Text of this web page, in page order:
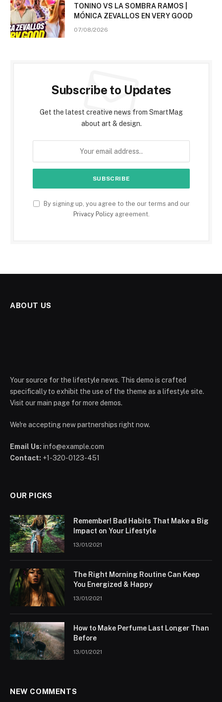
TONINO VS LA SOMBRA RAMOS |
MÓNICA ZEVALLOS EN VERY GOOD
07/08/2026
Subscribe to Updates
Get the latest creative news from SmartMag
about art & design.
By signing up, you agree to the our terms and our
Privacy Policyagreement.
ABOUT US
Your source for the lifestyle news. This demo is crafted
specifically to exhibit the use of the theme as a lifestyle site.
Visit our main page for more demos.
We're accepting new partnerships right now.
Email Us: info@example.com
Contact: +1-320-0123-451
OUR PICKS
Remember! Bad Habits That Make a Big
Impact on Your Lifestyle
13/01/2021
The Right Morning Routine Can Keep
You Energized & Happy
13/01/2021
How to Make Perfume Last Longer Than
Before
13/01/2021
NEW COMMENTS